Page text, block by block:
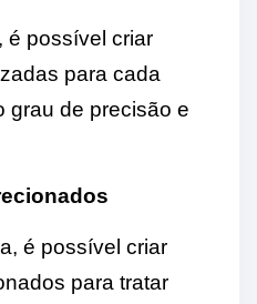
é possível criar
para cada
grau de precisão e
é possível criar
para tratar